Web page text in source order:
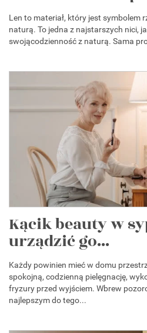
Len to materiał, który jest symbolem
naturą. To jedna z najstarszych nici,
swojącodzienność z naturą. Sama
Kącik beauty w
urządzić go...
Każdy powinien mieć w domu
spokojną, codzienną pielęgnację,
fryzury przed wyjściem. Wbrew
najlepszym do tego...